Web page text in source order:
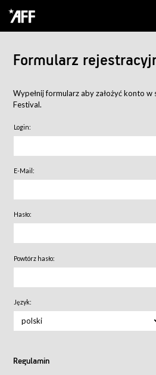
Formularz
Wypełnij formularz aby założyć konto w
Festival.
Login:
E-Mail:
Hasło:
Powtórz hasło:
Język:
polski
Regulamin